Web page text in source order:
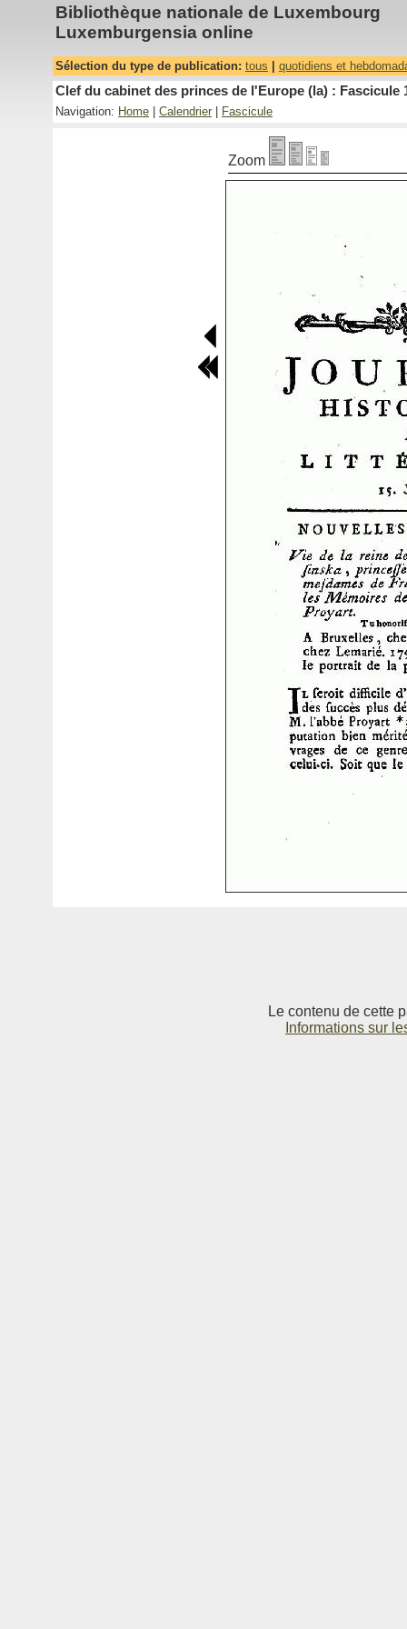
Bibliothèque nationale de Luxembourg
Luxemburgensia online
Sélection du type de publication: tous quotidiens et
Clef du cabinet des princes de l'Europe (la) : Fascicule
Navigation: Home Calendrier Fascicule
Zoom
Le contenu de cette
Informations sur